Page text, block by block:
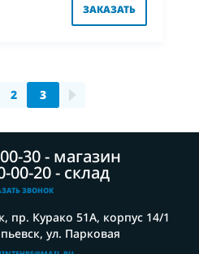
ЗАКАЗАТЬ
2 3
30 - магазин
00-20 - склад
ЗВОНОК
пр. Курако 51А, корпус 14/1
ул. Парковая